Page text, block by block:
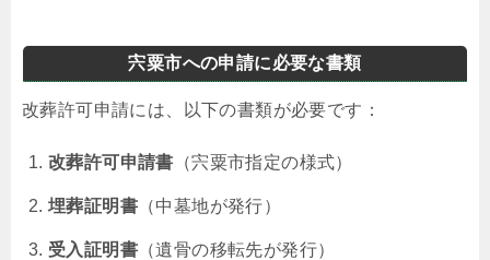
宍粟市への申請に必要な書類
改葬許可申請には、以下の書類が必要です：
改葬許可申請書 （宍粟市指定の様式）
埋葬証明書 （中墓地が発行）
受入証明書 （遺骨の移転先が発行）